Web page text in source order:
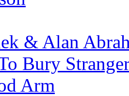
& Alan
Bury
Arm